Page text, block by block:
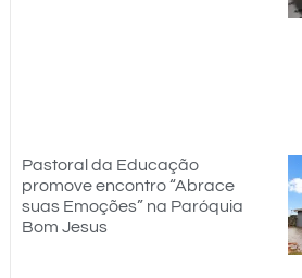
Pastoral da Educação
promove encontro “Abrace
suas Emoções” na Paróquia
Bom Jesus